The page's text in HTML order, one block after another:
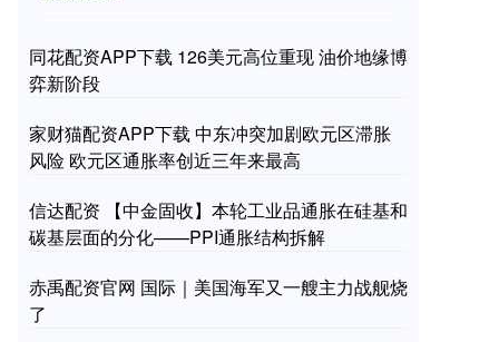
同花配资APP下载 126美元高位重现 油价地缘博
弈新阶段
家财猫配资APP下载 中东冲突加剧欧元区滞胀
风险 欧元区通胀率创近三年来最高
信达配资 【中金固收】本轮工业品通胀在硅基和
碳基层面的分化——PPI通胀结构拆解
赤禹配资官网 国际｜美国海军又一艘主力战舰烧
了